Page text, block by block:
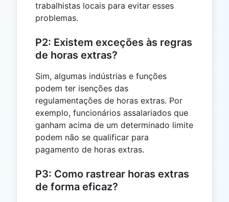
trabalhistas locais para evitar esses
problemas.
P2: Existem exceções às regras
de horas extras?
Sim, algumas indústrias e funções
podem ter isenções das
regulamentações de horas extras. Por
exemplo, funcionários assalariados que
ganham acima de um determinado limite
podem não se qualificar para
pagamento de horas extras.
P3: Como rastrear horas extras
de forma eficaz?